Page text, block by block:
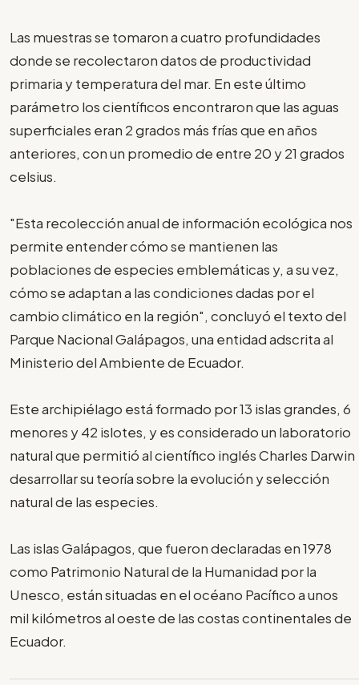
Las muestras se tomaron a cuatro profundidades
donde se recolectaron datos de productividad
primaria y temperatura del mar. En este último
parámetro los científicos encontraron que las aguas
superficiales eran 2 grados más frías que en años
anteriores, con un promedio de entre 20 y 21 grados
celsius.
"Esta recolección anual de información ecológica nos
permite entender cómo se mantienen las
poblaciones de especies emblemáticas y, a su vez,
cómo se adaptan a las condiciones dadas por el
cambio climático en la región", concluyó el texto del
Parque Nacional Galápagos, una entidad adscrita al
Ministerio del Ambiente de Ecuador.
Este archipiélago está formado por 13 islas grandes, 6
menores y 42 islotes, y es considerado un laboratorio
natural que permitió al científico inglés Charles Darwin
desarrollar su teoría sobre la evolución y selección
natural de las especies.
Las islas Galápagos, que fueron declaradas en 1978
como Patrimonio Natural de la Humanidad por la
Unesco, están situadas en el océano Pacífico a unos
mil kilómetros al oeste de las costas continentales de
Ecuador.